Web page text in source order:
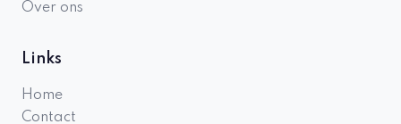
Over ons
Links
Home
Contact